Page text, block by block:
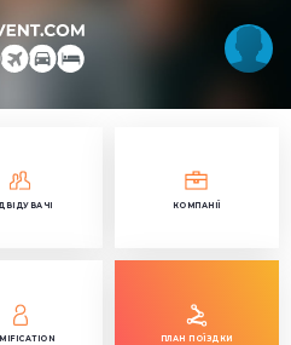
КОМПАНІЇ
ПЛАН ПОЇЗДКИ